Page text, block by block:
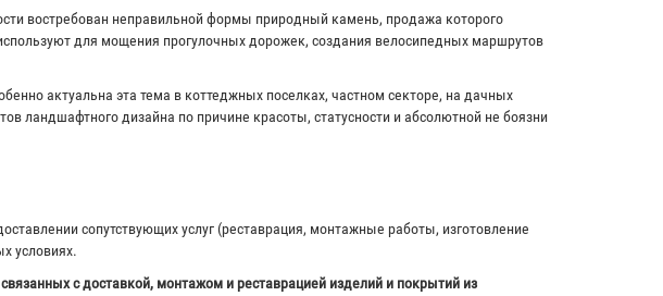
востребован неправильной формы природный камень, продажа которого
для мощения прогулочных дорожек, создания велосипедных маршрутов
актуальна эта тема в коттеджных поселках, частном секторе, на дачных
ландшафтного дизайна по причине красоты, статусности и абсолютной не боязни
сопутствующих услуг (реставрация, монтажные работы, изготовление
условиях.
с доставкой, монтажом и реставрацией изделий и покрытий из